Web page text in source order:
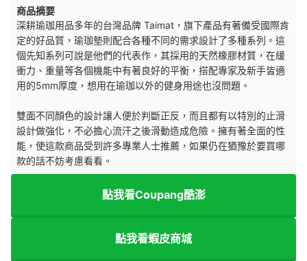
商品摘要
深耕瑜珈用品多年的台灣品牌 Taimat，旗下產品有著備受國際肯
定的好品質，瑜珈墊則配合各種不同的需求設計了多種系列。這
個先知系列可說是他們的代表作，其採用的天然橡膠材質，在緩
衝力、重量等各個機能中有著良好的平衡，搭配專家及新手皆適
用的5mm厚度，想用在瑜珈以外的健身用途也沒問題。
雙面不同顏色的設計讓人便於判斷正反，而且都有以特別的止滑
設計做強化，不必擔心流汗之後滑動造成危險。擁有著全面的性
能，使這款商品受到許多專業人士推薦，如果仍在猶豫於要買哪
款的話不妨考慮看看。
點我看Coupang酷澎
點我看蝦皮商城